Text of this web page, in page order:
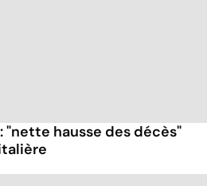
"nette hausse des décès"